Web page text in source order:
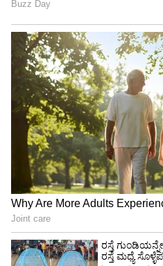
ಒಟ್ಟಾರೆ ರಾಜ್ಯದಲ್ಲಿ ಗೃಹಲಕ್ಷ್ಮಿ
ಫಲಾನುಭವಿಗಳಿಗೆ ತಲುಪಿಸುವ
ಮಕ್ಕಳ ಅಭಿವೃದ್ಧಿ ಇಲಾಖೆ
ಅಂಗನವಾಡಿ
ಲೋಕಸಭಾ ಚುನಾವಣೆಗೆ
ಕಾರ್ಯಕರ್ತೆಯರು ಚುನಾವಣೆ
ಜೊತೆ ಗೃಹಲಕ್ಷ್ಮಿ
ಮುಂದಾಗಿರುವುದು ನಿಜಕ್ಕೂ